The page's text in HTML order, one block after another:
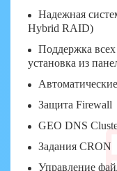
Надежная
Hybrid RAID)
Поддержка
установка из
Защита Firewall
GEO DNS
Задания CRON
Управление